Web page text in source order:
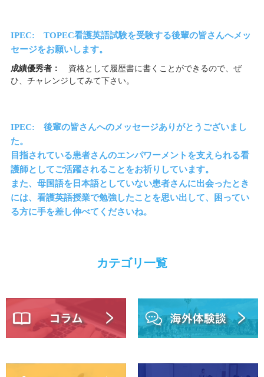
IPEC: TOPEC看護英語試験を受験する後輩の皆さんへメッ
セージをお願いします。
成績優秀者：
資格として履歴書に書くことができるので、ぜ
ひ、チャレンジしてみて下さい。
IPEC: 後輩の皆さんへのメッセージありがとうございまし
た。
目指されている患者さんのエンパワーメントを支えられる看
護師としてご活躍されることをお祈りしています。
また、母国語を日本語としていない患者さんに出会ったとき
には、看護英語授業で勉強したことを思い出して、困ってい
る方に手を差し伸べてくださいね。
カテゴリ一覧